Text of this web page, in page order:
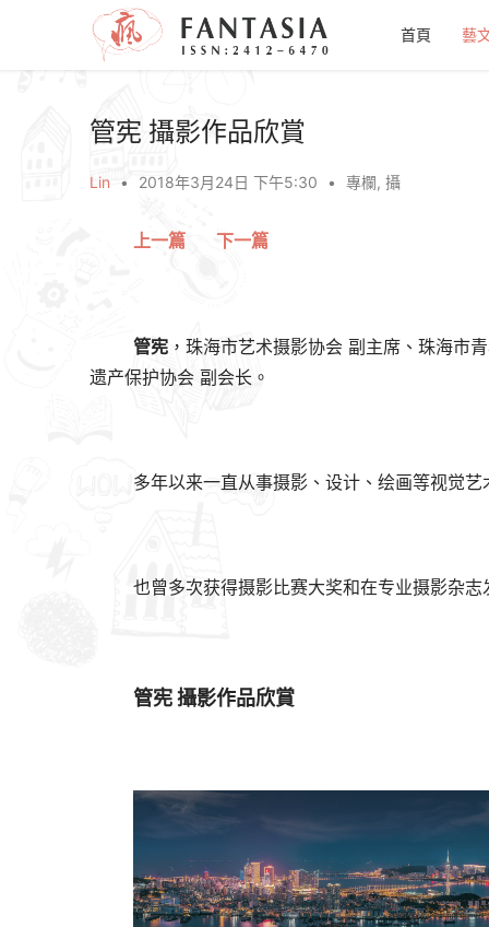
首頁 藝
管宪 攝影作品欣賞
Lin • 2018年3月24日 下午5:30 • 專欄, 攝
上一篇 下一篇
管宪 ，珠海市艺术摄影协会 副主席、珠海市
遗产保护协会 副会长。
多年以来一直从事摄影、设计、绘画等视觉
也曾多次获得摄影比赛大奖和在专业摄影杂志
管宪 攝影作品欣賞